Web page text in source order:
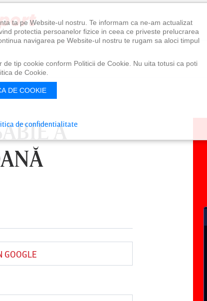
A
GOOGLE
Rapid
Farul
Vs
ta pe Website-ul nostru. Te informam ca ne-am actualizat
protectia persoanelor fizice in ceea ce priveste prelucrarea
navigarea pe Website-ul nostru te rugam sa aloci timpul
tip cookie conform Politicii de Cookie. Nu uita totusi ca poti
de Cookie.
DE COOKIE
de confidentialitate